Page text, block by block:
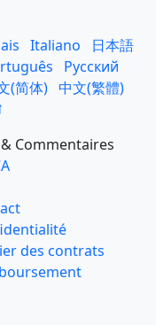
Italiano
日本語
Русский
(简体) 中文(繁體)
Commentaires
des contrats